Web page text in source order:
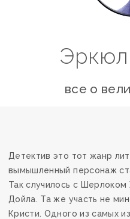
все о
Детектив это тот жанр
вымышленный персонаж
Так случилось с
Дойла. Та же участь не
Кристи. Одного из самых